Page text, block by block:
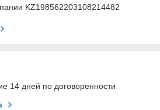
KZ198562203108214482
14 дней по договоренности